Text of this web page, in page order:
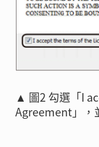
▲ 圖2 勾選「I
Agreement」，